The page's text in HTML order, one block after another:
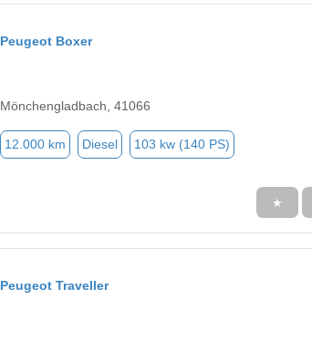
Peugeot Boxer
Mönchengladbach, 41066
12.000 km Diesel 103 kw (140 PS)
★
Peugeot Traveller